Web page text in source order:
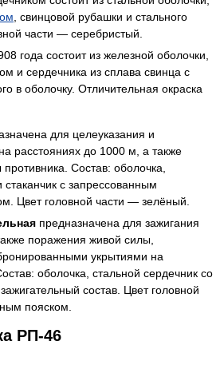
, свинцовой рубашки и стального
части — серебристый.
года состоит из железной оболочки,
и сердечника из сплава свинца с
в оболочку. Отличительная окраска
для целеуказания и
расстояниях до 1000 м, а также
Состав: оболочка,
с запрессованным
Цвет головной части — зелёный.
предназначена для зажигания
поражения живой силы,
укрытиями на
оболочка, стальной сердечник со
состав. Цвет головной
пояском.
РП-46